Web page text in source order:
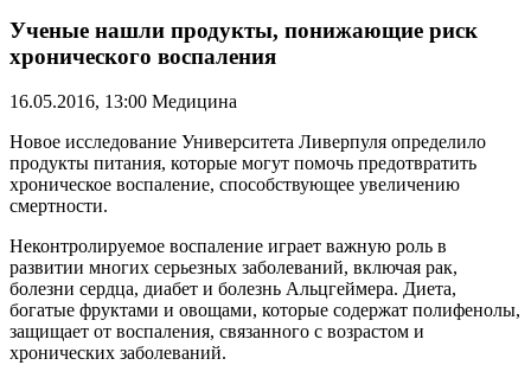
Ученые нашли продукты, понижающие риск
хронического воспаления
16.05.2016, 13:00 Медицина
Новое исследование Университета Ливерпуля определило
продукты питания, которые могут помочь предотвратить
хроническое воспаление, способствующее увеличению
смертности.
Неконтролируемое воспаление играет важную роль в
развитии многих серьезных заболеваний, включая рак,
болезни сердца, диабет и болезнь Альцгеймера. Диета,
богатые фруктами и овощами, которые содержат полифенолы,
защищает от воспаления, связанного с возрастом и
хронических заболеваний.